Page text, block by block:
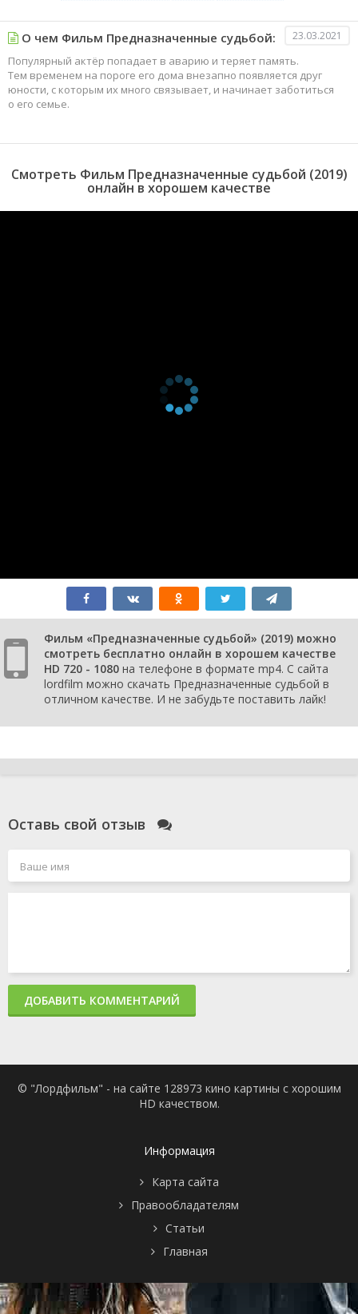
О чем Фильм Предназначенные судьбой: 23.03.2021
Популярный актёр попадает в аварию и теряет память.
Тем временем на пороге его дома внезапно появляется друг
юности, с которым их много связывает, и начинает заботиться
о его семье.
Смотреть Фильм Предназначенные судьбой (2019)
онлайн в хорошем качестве
Фильм «Предназначенные судьбой» (2019) можно
смотреть бесплатно онлайн в хорошем качестве
HD 720 - 1080 на телефоне в формате mp4. С сайта
lordfilm можно скачать Предназначенные судьбой в
отличном качестве. И не забудьте поставить лайк!
Оставь свой отзыв
ДОБАВИТЬ КОММЕНТАРИЙ
© "Лордфильм" - на сайте 128973 кино картины с хорошим
HD качеством.
Информация
Карта сайта
Правообладателям
Статьи
Главная